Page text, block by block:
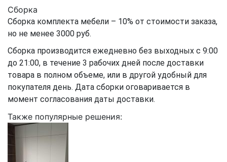
Сборка
Сборка комплекта мебели – 10% от стоимости заказа,
но не менее 3000 руб.
Сборка производится ежедневно без выходных с 9:00
до 21:00, в течение 3 рабочих дней после доставки
товара в полном объеме, или в другой удобный для
покупателя день. Дата сборки оговаривается в
момент согласования даты доставки.
Также популярные решения: